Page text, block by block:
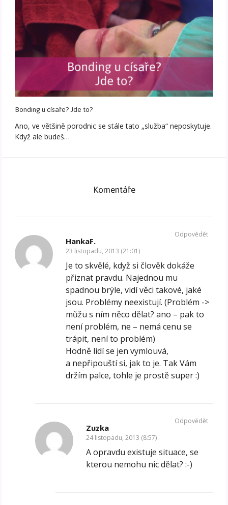
Bonding u císaře? Jde to?
Ano, ve většině porodnic se stále tato „služba“ neposkytuje.
Když ale budeš…
Komentáře
HankaF.
23 listopadu, 2013 (21:01)
Je to skvělé, když si člověk dokáže
přiznat pravdu. Najednou mu
spadnou brýle, vidí věci takové, jaké
jsou. Problémy neexistují. (Problém ->
můžu s ním něco dělat? ano – pak to
není problém, ne – nemá cenu se
trápit, není to problém)
Hodně lidí se jen vymlouvá,
a nepřipouští si, jak to je. Tak Vám
držím palce, tohle je prostě super :)
Odpovědět
Zuzka
24 listopadu, 2013 (8:57)
A opravdu existuje situace, se
kterou nemohu nic dělat? :-)
Odpovědět